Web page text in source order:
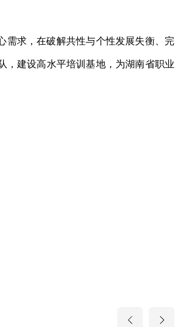
需求，在破解共性与个性发展失衡、完
，建设高水平培训基地，为湖南省职业